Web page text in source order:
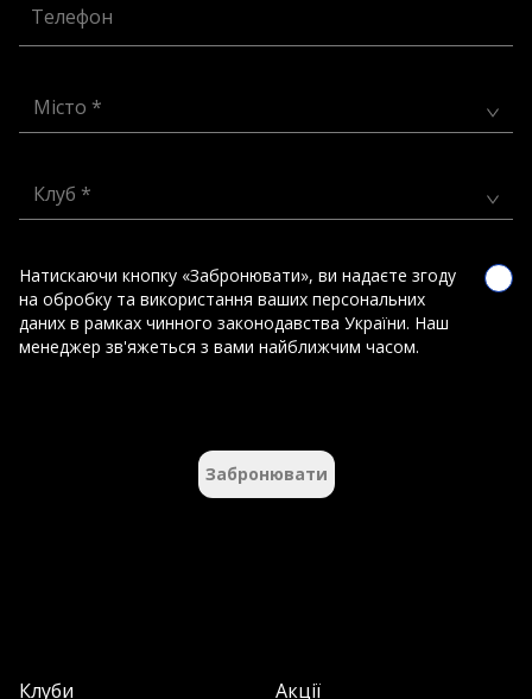
Телефон
Місто *
Клуб *
Натискаючи кнопку «Забронювати», ви надаєте згоду
на обробку та використання ваших персональних
даних в рамках чинного законодавства України. Наш
менеджер зв'яжеться з вами найближчим часом.
Забронювати
Клуби
Акції